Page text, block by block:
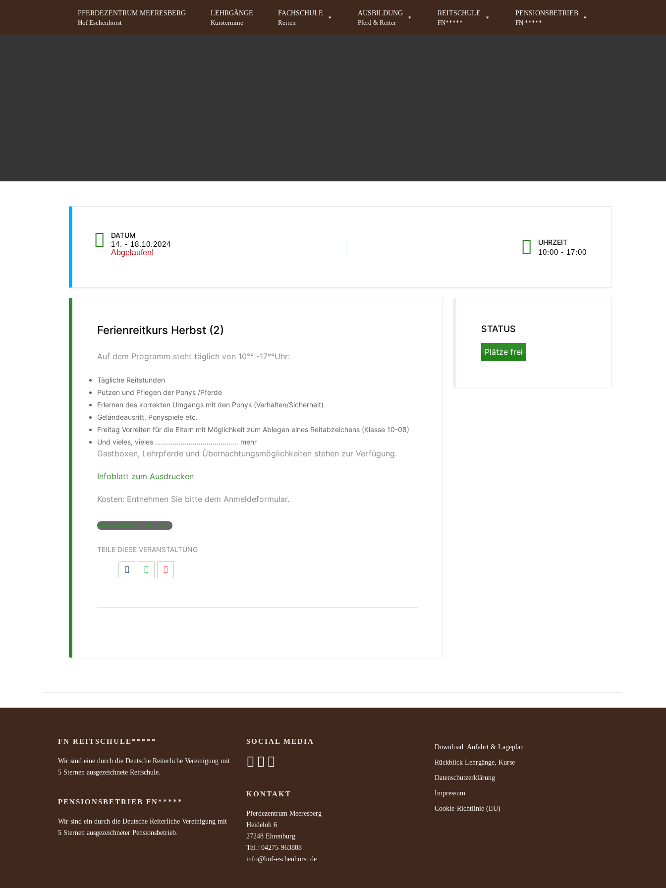
PFERDEZENTRUM MEERESBERG
Hof Eschenhorst
LEHRGÄNGE
Kurstermine
FACHSCHULE
Reiten
AUSBILDUNG
Pferd & Reiter
REITSCHULE
FN*****
PENSIONSBETRIEB
FN *****
DATUM
14. - 18.10.2024
Abgelaufen!
UHRZEIT
10:00 - 17:00
Ferienreitkurs Herbst (2)
Auf dem Programm steht täglich von 10°° -17°°Uhr:
Tägliche Reitstunden
Putzen und Pflegen der Ponys /Pferde
Erlernen des korrekten Umgangs mit den Ponys (Verhalten/Sicherheit)
Geländeausritt, Ponyspiele etc.
Freitag Vorreiten für die Eltern mit Möglichkeit zum Ablegen eines Reitabzeichens (Klasse 10-08)
Und vieles, vieles …………………………………… mehr
Gastboxen, Lehrpferde und Übernachtungsmöglichkeiten stehen zur Verfügung.
Infoblatt zum Ausdrucken
Kosten: Entnehmen Sie bitte dem Anmeldeformular.
Anmeldeformular (PDF)
TEILE DIESE VERANSTALTUNG
STATUS
Plätze frei
FN REITSCHULE*****
Wir sind eine durch die Deutsche Reiterliche Vereinigung mit
5 Sternen ausgezeichnete Reitschule.
PENSIONSBETRIEB FN*****
Wir sind ein durch die Deutsche Reiterliche Vereinigung mit
5 Sternen ausgezeichneter Pensionsbetrieb.
SOCIAL MEDIA
KONTAKT
Pferdezentrum Meeresberg
Heideloh 6
27248 Ehrenburg
Tel.: 04275-963888
info@hof-eschenhorst.de
Download: Anfahrt & Lageplan
Rückblick Lehrgänge, Kurse
Datenschutzerklärung
Impressum
Cookie-Richtlinie (EU)